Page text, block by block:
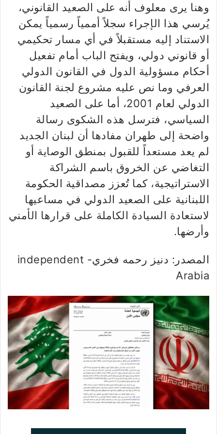
وهنا يرى معلوف أنه على الصعيد القانوني،
يُرسي هذا الإجراء سجلاً أممياً رسمياً يمكن
الاستناد إليه مستقبلاً في أي مسار تحكيمي
أو قانوني دولي، ويفتح الباب أمام تفعيل
أحكام مسؤولية الدول في القانون الدولي
العرفي وما نص عليه مشروع لجنة القانون
الدولي لعام 2001، أما على الصعيد
السياسي، فترسل هذه الشكوى رسالة
واضحة إلى طهران مفادها أن لبنان الجديد
لم يعد مستعداً للقبول بمنطق الوصاية أو
التغاضي عن الخروق باسم الشراكة
الاستراتيجية، كما تُعزز مصداقية الحكومة
اللبنانية على الصعيد الدولي في مساعيها
لاستعادة السيادة الكاملة على قرارها الأمني
وأرضها.
المصدر: دنيز رحمه فخري- independent
Arabia